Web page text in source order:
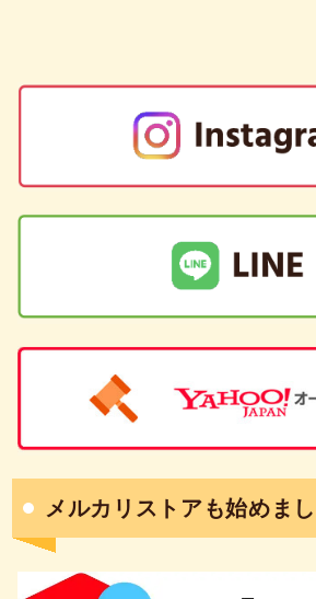
メルカリストアも始めまし